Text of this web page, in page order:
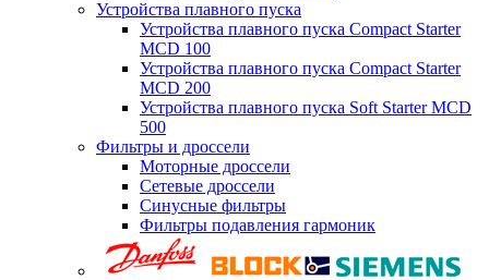
Устройства плавного пуска
Устройства плавного пуска Compact Starter
MCD 100
Устройства плавного пуска Compact Starter
MCD 200
Устройства плавного пуска Soft Starter MCD
500
Фильтры и дроссели
Моторные дроссели
Сетевые дроссели
Синусные фильтры
Фильтры подавления гармоник